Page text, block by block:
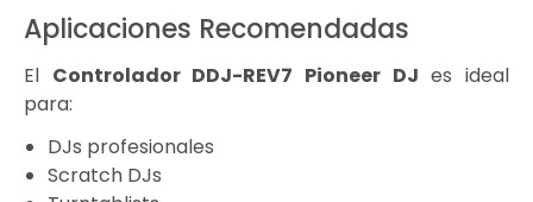
Aplicaciones Recomendadas
El Controlador DDJ-REV7 Pioneer DJ es ideal
para:
DJs profesionales
Scratch DJs